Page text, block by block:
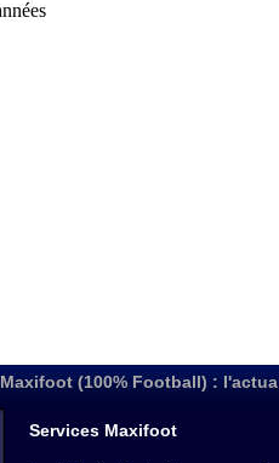
Maxifoot (100% Football) :
Services Maxifoot